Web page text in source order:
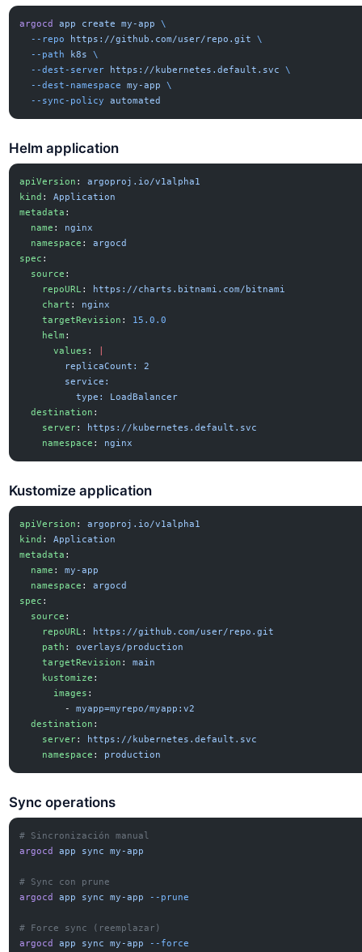
argocd app create my-app
\
  --repo
https://github.com/user/repo.git
\
  --path
k8s
\
  --dest-server
https://kubernetes.default.svc
\
  --dest-namespace
my-app
\
  --sync-policy
automated
Helm application
apiVersion : argoproj.io/v1alpha1
kind : Application
metadata :
  name
: nginx
  namespace
: argocd
spec :
  source
:
    repoURL
:
https://charts.bitnami.com/bitnami
    chart
: nginx
    targetRevision
: 15.0.0
    helm
:
      values
:
        replicaCount: 2
        service:
          type: LoadBalancer
  destination
:
    server
:
https://kubernetes.default.svc
    namespace
: nginx
Kustomize application
apiVersion : argoproj.io/v1alpha1
kind : Application
metadata :
  name
: my-app
  namespace
: argocd
spec :
  source
:
    repoURL
:
https://github.com/user/repo.git
    path
: overlays/production
    targetRevision
: main
    kustomize
:
      images
:
        -
myapp=myrepo/myapp:v2
  destination
:
    server
:
https://kubernetes.default.svc
    namespace
: production
Sync operations
# Sincronización manual
argocd
app sync my-app
# Sync con prune
argocd
app sync my-app --prune
# Force sync (reemplazar)
argocd
app sync my-app --force